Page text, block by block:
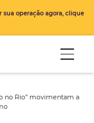
sua operação